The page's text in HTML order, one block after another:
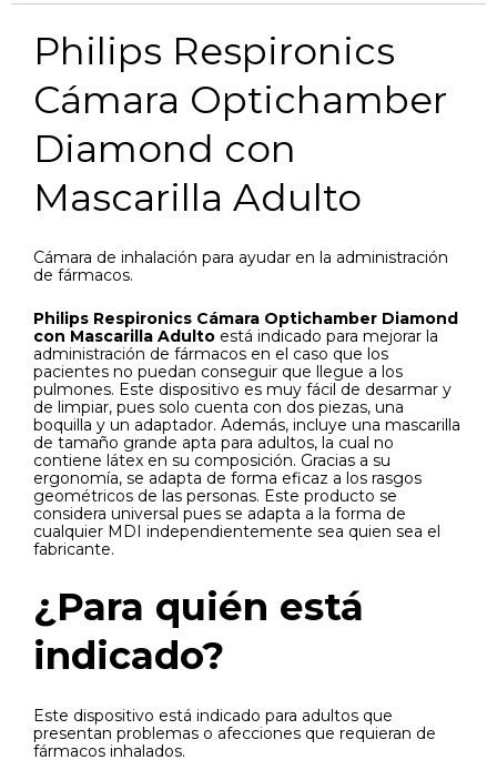
Philips Respironics
Cámara Optichamber
Diamond con
Mascarilla Adulto
Cámara de inhalación para ayudar en la administración
de fármacos.
Philips Respironics Cámara Optichamber Diamond
con Mascarilla Adulto está indicado para mejorar la
administración de fármacos en el caso que los
pacientes no puedan conseguir que llegue a los
pulmones. Este dispositivo es muy fácil de desarmar y
de limpiar, pues solo cuenta con dos piezas, una
boquilla y un adaptador. Además, incluye una mascarilla
de tamaño grande apta para adultos, la cual no
contiene látex en su composición. Gracias a su
ergonomía, se adapta de forma eficaz a los rasgos
geométricos de las personas. Este producto se
considera universal pues se adapta a la forma de
cualquier MDI independientemente sea quien sea el
fabricante.
¿Para quién está
indicado?
Este dispositivo está indicado para adultos que
presentan problemas o afecciones que requieran de
fármacos inhalados.